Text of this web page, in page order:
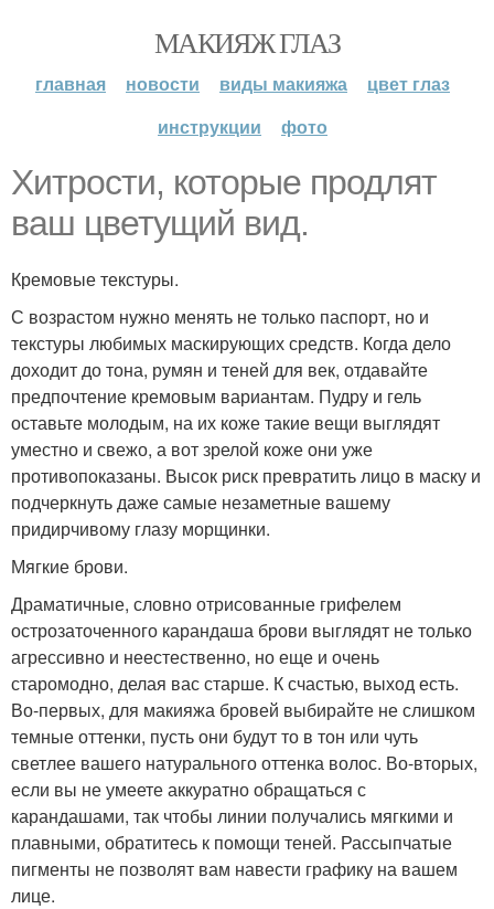
МАКИЯЖ ГЛАЗ
главная новости виды макияжа
цвет глаз
инструкции
фото
Хитрости, которые продлят
ваш цветущий вид.
Кремовые текстуры.
С возрастом нужно менять не только паспорт, но и
текстуры любимых маскирующих средств. Когда дело
доходит до тона, румян и теней для век, отдавайте
предпочтение кремовым вариантам. Пудру и гель
оставьте молодым, на их коже такие вещи выглядят
уместно и свежо, а вот зрелой коже они уже
противопоказаны. Высок риск превратить лицо в маску и
подчеркнуть даже самые незаметные вашему
придирчивому глазу морщинки.
Мягкие брови.
Драматичные, словно отрисованные грифелем
острозаточенного карандаша брови выглядят не только
агрессивно и неестественно, но еще и очень
старомодно, делая вас старше. К счастью, выход есть.
Во-первых, для макияжа бровей выбирайте не слишком
темные оттенки, пусть они будут то в тон или чуть
светлее вашего натурального оттенка волос. Во-вторых,
если вы не умеете аккуратно обращаться с
карандашами, так чтобы линии получались мягкими и
плавными, обратитесь к помощи теней. Рассыпчатые
пигменты не позволят вам навести графику на вашем
лице.